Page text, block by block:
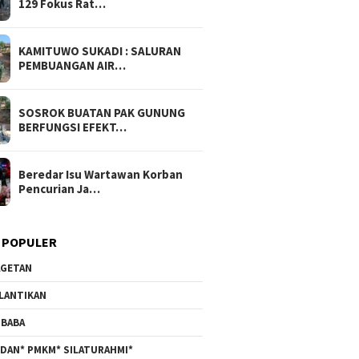
129 Fokus Rat…
KAMITUWO SUKADI : SALURAN
PEMBUANGAN AIR…
SOSROK BUATAN PAK GUNUNG
BERFUNGSI EFEKT…
Beredar Isu Wartawan Korban
Pencurian Ja…
PMKM* SILATURAHMI*